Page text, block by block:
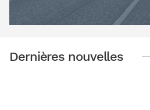
Dernières nouvelles